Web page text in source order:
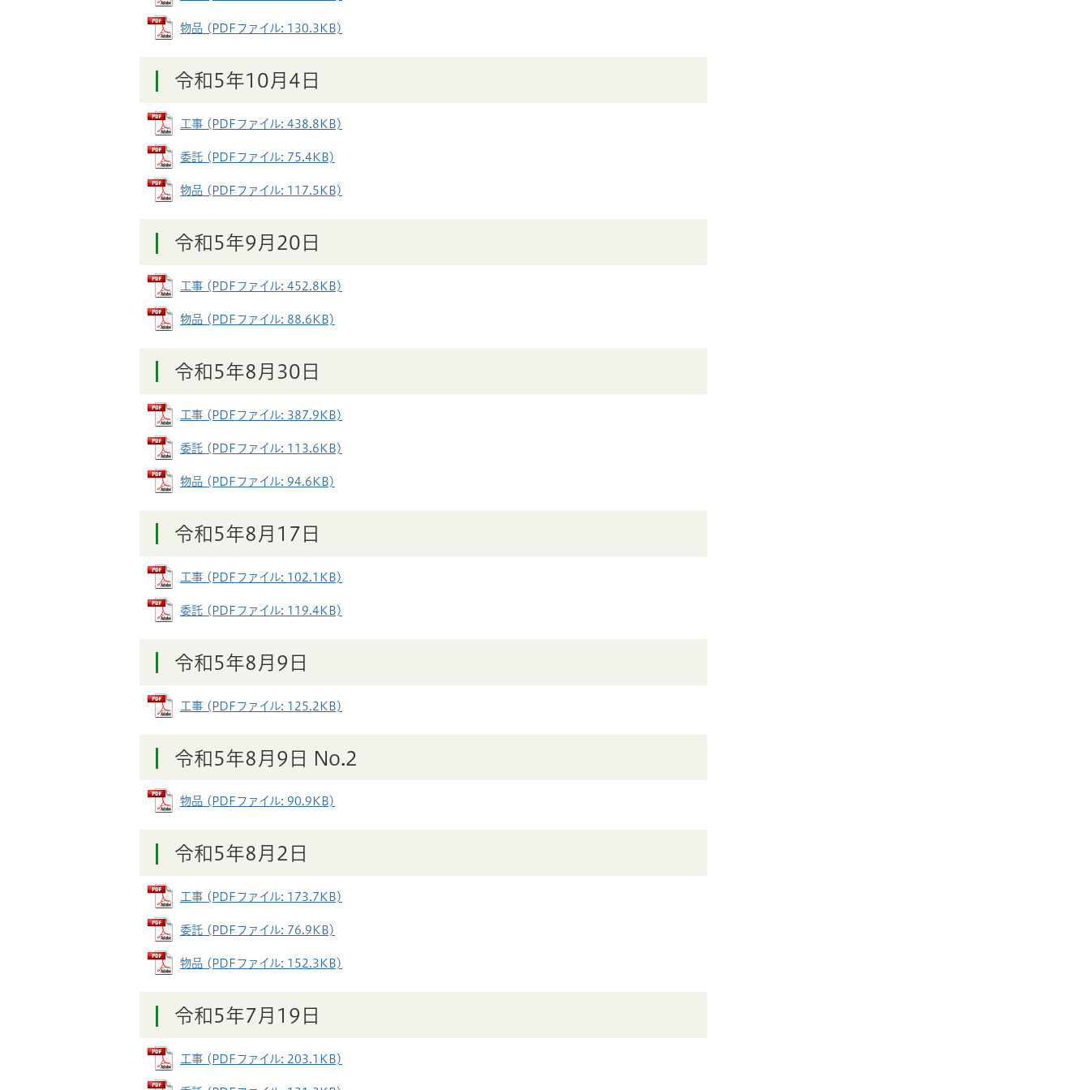
物品 (PDFファイル: 130.3KB)
令和5年10月4日
工事 (PDFファイル: 438.8KB)
委託 (PDFファイル: 75.4KB)
物品 (PDFファイル: 117.5KB)
令和5年9月20日
工事 (PDFファイル: 452.8KB)
物品 (PDFファイル: 88.6KB)
令和5年8月30日
工事 (PDFファイル: 387.9KB)
委託 (PDFファイル: 113.6KB)
物品 (PDFファイル: 94.6KB)
令和5年8月17日
工事 (PDFファイル: 102.1KB)
委託 (PDFファイル: 119.4KB)
令和5年8月9日
工事 (PDFファイル: 125.2KB)
令和5年8月9日 No.2
物品 (PDFファイル: 90.9KB)
令和5年8月2日
工事 (PDFファイル: 173.7KB)
委託 (PDFファイル: 76.9KB)
物品 (PDFファイル: 152.3KB)
令和5年7月19日
工事 (PDFファイル: 203.1KB)